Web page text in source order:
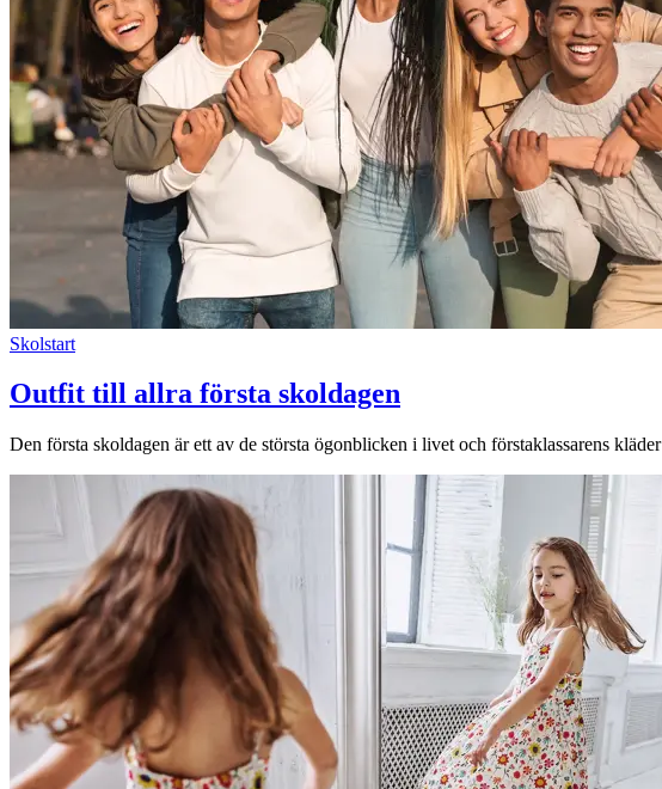
Skolstart
Outfit till allra första skoldagen
Den första skoldagen är ett av de största ögonblicken i livet och förstaklassarens